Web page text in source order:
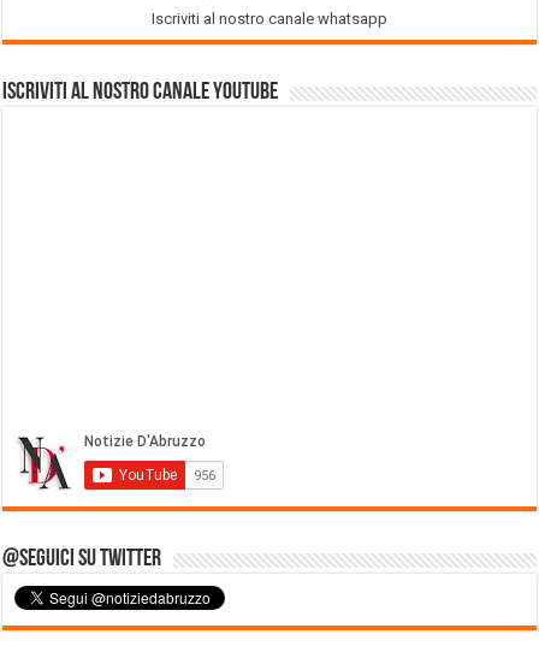
Iscriviti al nostro canale whatsapp
Iscriviti al nostro Canale Youtube
@Seguici su Twitter